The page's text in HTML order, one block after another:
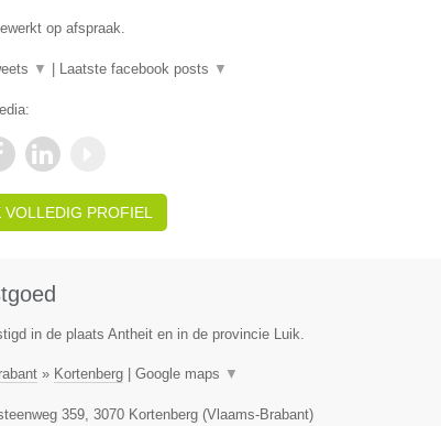
op afspraak.
▼ Laatste facebook posts ▼
VOLLEDIG PROFIEL
in de plaats Antheit en in de provincie Luik.
» Kortenberg| Google maps ▼
359, 3070 Kortenberg(Vlaams-Brabant)